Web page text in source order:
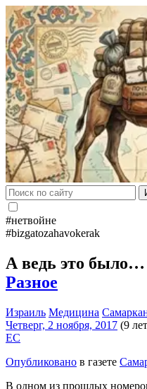
#нетвойне
#bizgatozahavokerak
А ведь это
Разное
Израиль Медицина
Четверг, 2 ноября, 2017 (9
EC
Опубликовано в газете
В одном из прошлых